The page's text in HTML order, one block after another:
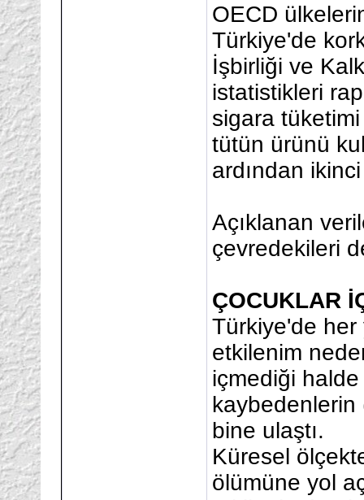
OECD
Türkiye'de
İşbirliği ve
istatistikleri
sigara
tütün ürünü
ardından ikinci
Açıklanan
çevredekileri
ÇOCUKLAR
Türkiye'de her
etkilenim
içmediği halde
kaybedenlerin
bine ulaştı.
Küresel
ölümüne yol